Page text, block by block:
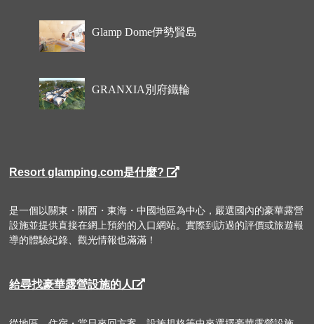
Glamp Dome伊勢賢島
GRANXIA別府鐵輪
Resort glamping.com是什麼?
是一個以關東・關西・東海・中國地區為中心，嚴選國內的豪華露營
設施並提供直接在網上預約的入口網站。實際到訪過的評價或旅遊報
導的體驗紀錄、觀光情報也滿滿！
給尋找豪華露營設施的人